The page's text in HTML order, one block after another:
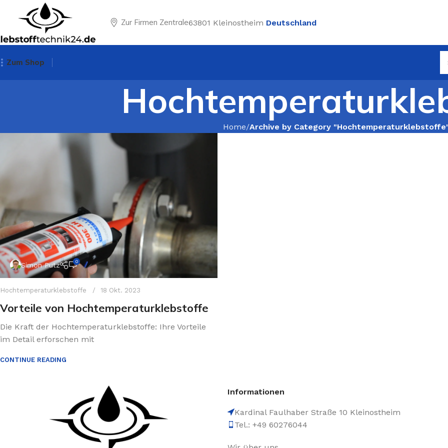
Zur Firmen Zentrale63801 Kleinostheim Deutschland
Zum Shop
Home Archive by Category
Simon Putz 0
Hochtemperaturklebstoffe 18 Okt. 2023
Vorteile von Hochtemperaturklebstoffe
Die Kraft der Hochtemperaturklebstoffe: Ihre Vorteile
im Detail erforschen mit
CONTINUE READING
Informationen
Kardinal Faulhaber Straße 10 Kleinostheim
Tel.: +49 60276044